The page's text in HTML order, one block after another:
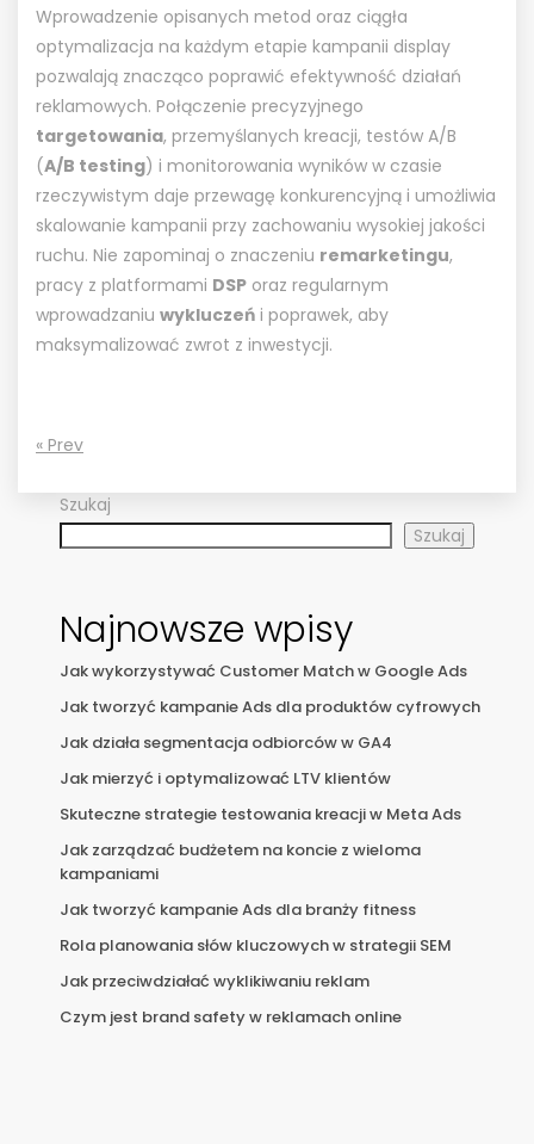
Wprowadzenie opisanych metod oraz ciągła
optymalizacja na każdym etapie kampanii display
pozwalają znacząco poprawić efektywność działań
reklamowych. Połączenie precyzyjnego
targetowania, przemyślanych kreacji, testów A/B
(A/B testing) i monitorowania wyników w czasie
rzeczywistym daje przewagę konkurencyjną i umożliwia
skalowanie kampanii przy zachowaniu wysokiej jakości
ruchu. Nie zapominaj o znaczeniu remarketingu,
pracy z platformami DSP oraz regularnym
wprowadzaniu wykluczeń i poprawek, aby
maksymalizować zwrot z inwestycji.
« Prev
Szukaj
Szukaj
Najnowsze wpisy
Jak wykorzystywać Customer Match w Google Ads
Jak tworzyć kampanie Ads dla produktów cyfrowych
Jak działa segmentacja odbiorców w GA4
Jak mierzyć i optymalizować LTV klientów
Skuteczne strategie testowania kreacji w Meta Ads
Jak zarządzać budżetem na koncie z wieloma
kampaniami
Jak tworzyć kampanie Ads dla branży fitness
Rola planowania słów kluczowych w strategii SEM
Jak przeciwdziałać wyklikiwaniu reklam
Czym jest brand safety w reklamach online